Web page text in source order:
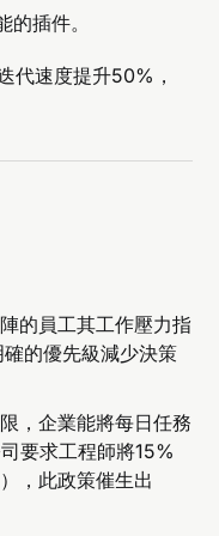
的插件。
代速度提升50%，
的員工其工作壓力指
的優先級減少決策
，企業能將每日任務
要求工程師將15%
，此政策催生出